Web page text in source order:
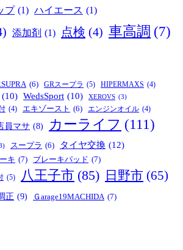
プ (1) ハイエース (1)
添加剤 (1) 点検 (4) 車高調 (7)
(6) GRスープラ (5) HIPERMAXS (4)
(10) WedsSport (10) XEROVS (3)
(4) エキゾースト (6) エンジンオイル (4)
員マサ (8) カーライフ (111)
スープラ (6) タイヤ交換 (12)
キ (7) ブレーキパッド (7)
(5) 八王子市 (85) 日野市 (65)
正 (9) Ｇarage19MACHIDA (7)